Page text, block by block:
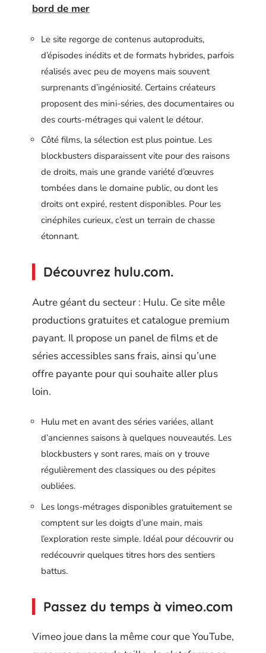
bord de mer
Le site regorge de contenus autoproduits,
d’épisodes inédits et de formats hybrides, parfois
réalisés avec peu de moyens mais souvent
surprenants d’ingéniosité. Certains créateurs
proposent des mini-séries, des documentaires ou
des courts-métrages qui valent le détour.
Côté films, la sélection est plus pointue. Les
blockbusters disparaissent vite pour des raisons
de droits, mais une grande variété d’œuvres
tombées dans le domaine public, ou dont les
droits ont expiré, restent disponibles. Pour les
cinéphiles curieux, c’est un terrain de chasse
étonnant.
Découvrez hulu.com.
Autre géant du secteur : Hulu. Ce site mêle
productions gratuites et catalogue premium
payant. Il propose un panel de films et de
séries accessibles sans frais, ainsi qu’une
offre payante pour qui souhaite aller plus
loin.
Hulu met en avant des séries variées, allant
d’anciennes saisons à quelques nouveautés. Les
blockbusters y sont rares, mais on y trouve
régulièrement des classiques ou des pépites
oubliées.
Les longs-métrages disponibles gratuitement se
comptent sur les doigts d’une main, mais
l’exploration reste simple. Idéal pour découvrir ou
redécouvrir quelques titres hors des sentiers
battus.
Passez du temps à vimeo.com
Vimeo joue dans la même cour que YouTube,